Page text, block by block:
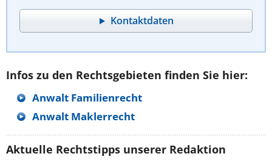
Kontaktdaten
Infos zu den Rechtsgebieten finden Sie hier:
Anwalt Familienrecht
Anwalt Maklerrecht
Aktuelle Rechtstipps unserer Redaktion